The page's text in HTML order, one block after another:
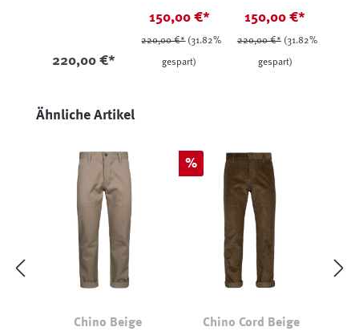
220,00 €*
150,00 €*
220,00 €* (31.82%
gespart)
150,00 €*
220,00 €* (31.82%
gespart)
Produktgalerie überspringen
Ähnliche Artikel
Chino Beige
Rabatt
%
Chino Cord Beige